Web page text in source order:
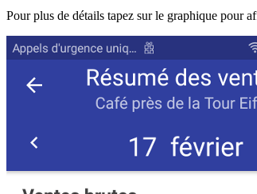
Pour plus de détails tapez sur le graphique pour